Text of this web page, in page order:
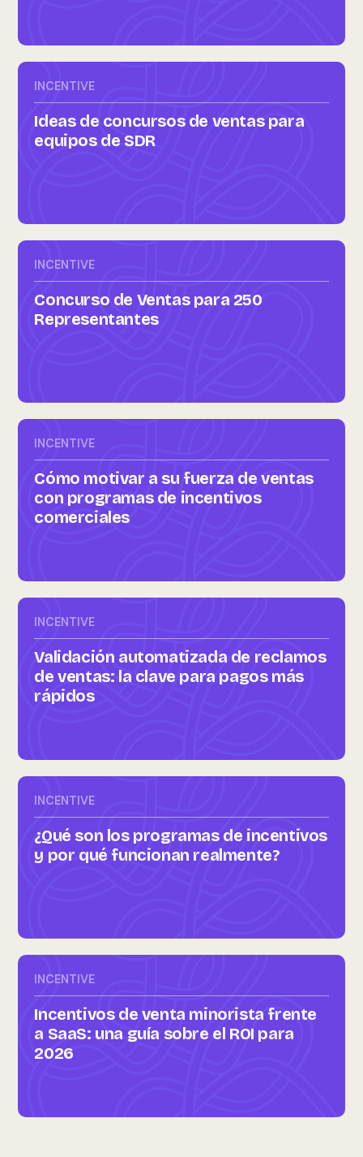
INCENTIVE
Ideas de concursos de ventas para
equipos de SDR
INCENTIVE
Concurso de Ventas para 250
Representantes
INCENTIVE
Cómo motivar a su fuerza de ventas
con programas de incentivos
comerciales
INCENTIVE
Validación automatizada de reclamos
de ventas: la clave para pagos más
rápidos
INCENTIVE
¿Qué son los programas de incentivos
y por qué funcionan realmente?
INCENTIVE
Incentivos de venta minorista frente
a SaaS: una guía sobre el ROI para
2026